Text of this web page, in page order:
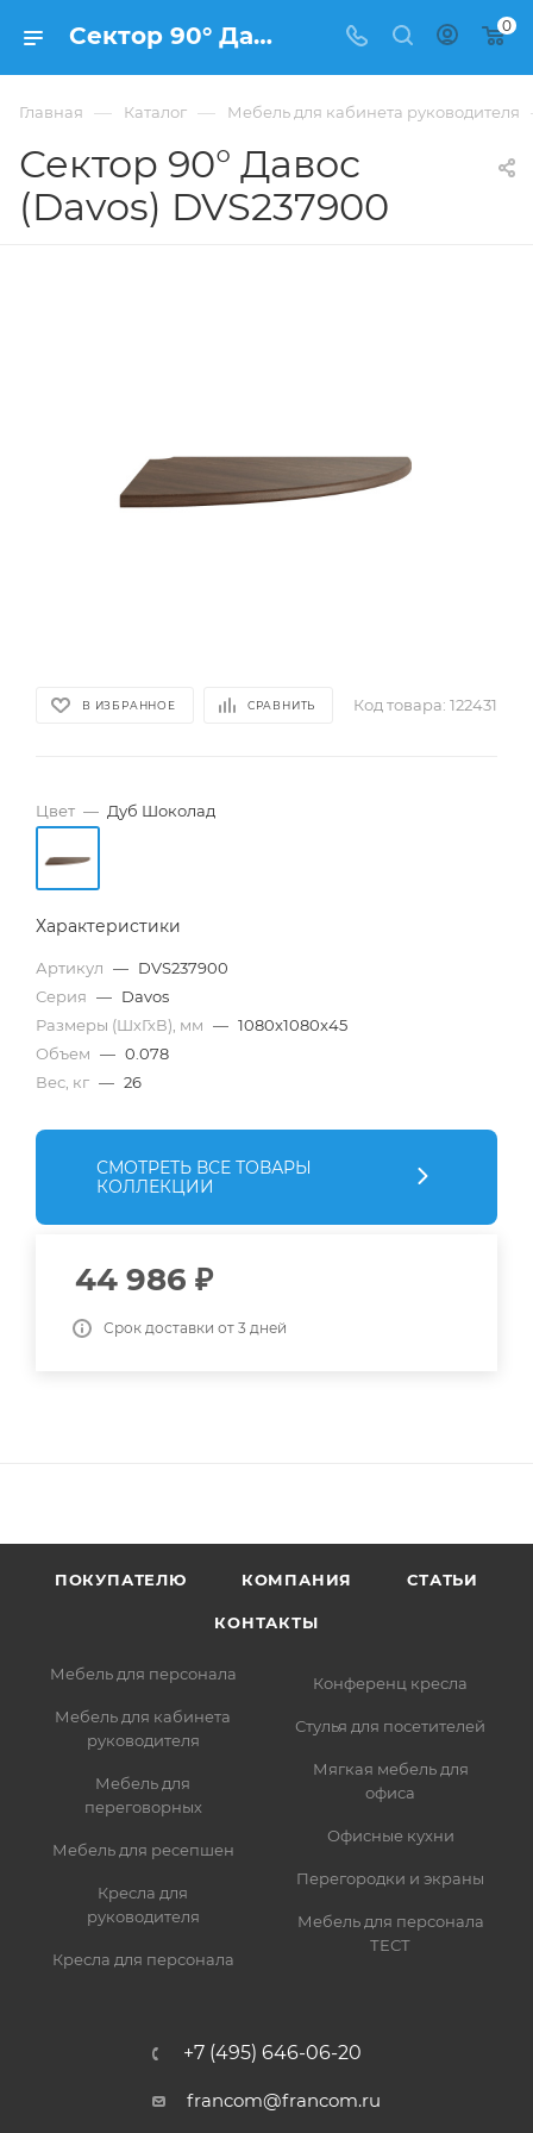
Сектор 90° Давос (Davos) DVS237900 купить в Москве, цена 44 986 ₽ - интернет-магазин ФРАНКОМ 0
Главная — Каталог — Мебель для кабинета руководителя
Сектор 90° Давос
(Davos) DVS237900
В ИЗБРАННОЕ СРАВНИТЬ Код товара: 122431
Цвет — Дуб Шоколад
Характеристики
Артикул — DVS237900
Серия — Davos
Размеры (ШхГхВ), мм — 1080x1080x45
Объем — 0.078
Вес, кг — 26
СМОТРЕТЬ ВСЕ ТОВАРЫ
КОЛЛЕКЦИИ
44 986 ₽
Срок доставки от 3 дней
ПОКУПАТЕЛЮ КОМПАНИЯ СТАТЬИ
КОНТАКТЫ
Мебель для персонала
Мебель для кабинета
руководителя
Мебель для
переговорных
Мебель для ресепшен
Кресла для
руководителя
Кресла для персонала
Конференц кресла
Стулья для посетителей
Мягкая мебель для
офиса
Офисные кухни
Перегородки и экраны
Мебель для персонала
ТЕСТ
+7 (495) 646-06-20
francom@francom.ru